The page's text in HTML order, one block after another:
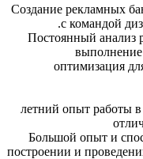
Создание рекламных
с командой
Постоянный анализ
выполнение
оптимизация
3-летний опыт работы
Большой опыт и
построении и